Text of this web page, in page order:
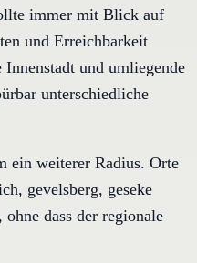
immer mit Blick auf
und Erreichbarkeit
und umliegende
unterschiedliche
ein weiterer Radius. Orte
gevelsberg, geseke
dass der regionale